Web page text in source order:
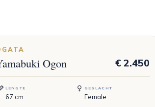
Ogon € 2.450
LENGTE
67 cm
GESLACHT
Female